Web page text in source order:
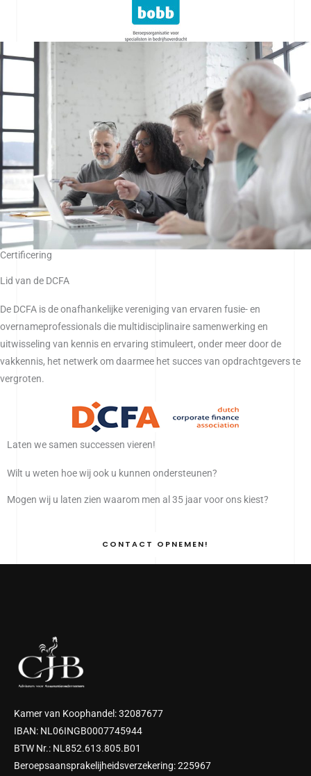
Certificering
Lid van de DCFA
De DCFA is de onafhankelijke vereniging van ervaren fusie- en
overnameprofessionals die multidisciplinaire samenwerking en
uitwisseling van kennis en ervaring stimuleert, onder meer door de
vakkennis, het netwerk om daarmee het succes van opdrachtgevers te
vergroten.
Laten we samen successen vieren!
Wilt u weten hoe wij ook u kunnen ondersteunen?
Mogen wij u laten zien waarom men al 35 jaar voor ons kiest?
CONTACT OPNEMEN!
Kamer van Koophandel: 32087677
IBAN: NL06INGB0007745944
BTW Nr.: NL852.613.805.B01
Beroepsaansprakelijheidsverzekering: 225967